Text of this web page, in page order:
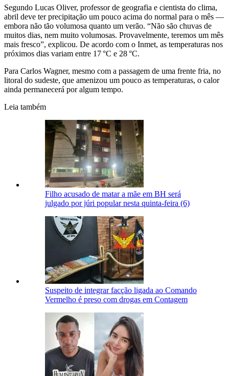
Segundo Lucas Oliver, professor de geografia e cientista do clima,
abril deve ter precipitação um pouco acima do normal para o mês —
embora não tão volumosa quanto um verão. “Não são chuvas de
muitos dias, nem muito volumosas. Provavelmente, teremos um mês
mais fresco”, explicou. De acordo com o Inmet, as temperaturas nos
próximos dias variam entre 17 °C e 28 °C.
Para Carlos Wagner, mesmo com a passagem de uma frente fria, no
litoral do sudeste, que amenizou um pouco as temperaturas, o calor
ainda permanecerá por algum tempo.
Leia também
Filho acusado de matar a mãe em BH será
julgado por júri popular nesta quinta-feira (6)
Suspeito de integrar facção ligada ao Comando
Vermelho é preso com drogas em Contagem